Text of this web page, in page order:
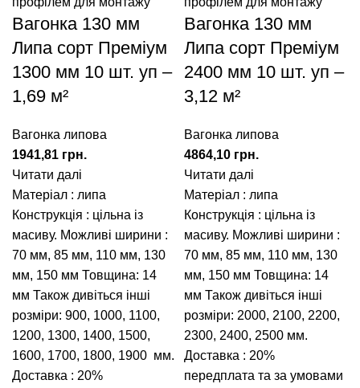
Вагонка 130 мм
Липа сорт Преміум
1300 мм 10 шт. уп –
1,69 м²
Вагонка липова
1941,81 грн.
Читати далі
Матеріал : липа
Конструкція : цільна із
масиву. Можливі ширини :
70 мм, 85 мм, 110 мм, 130
мм, 150 мм Товщина: 14
мм Також дивіться інші
розміри: 900, 1000, 1100,
1200, 1300, 1400, 1500,
1600, 1700, 1800, 1900 мм.
Доставка : 20%
Вагонка 130 мм
Липа сорт Преміум
2400 мм 10 шт. уп –
3,12 м²
Вагонка липова
4864,10 грн.
Читати далі
Матеріал : липа
Конструкція : цільна із
масиву. Можливі ширини :
70 мм, 85 мм, 110 мм, 130
мм, 150 мм Товщина: 14
мм Також дивіться інші
розміри: 2000, 2100, 2200,
2300, 2400, 2500 мм.
Доставка : 20%
передплата та за умовами